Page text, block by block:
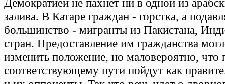
Демократией не пахнет ни в одной из
залива. В Катаре граждан - горстка, а
большинство - мигранты из Пакистана,
стран. Предоставление им гражданства
изменить положение, но маловероятно, что
соответствующему пути пойдут как